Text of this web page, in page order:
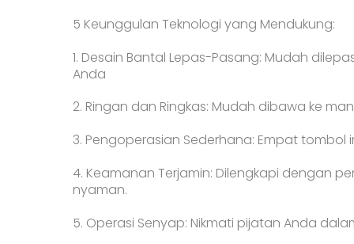
5 Keunggulan Teknologi yang Mendukung:
1. Desain Bantal Lepas-Pasang: Mudah
Anda
2. Ringan dan Ringkas: Mudah dibawa ke
3. Pengoperasian Sederhana: Empat
4. Keamanan Terjamin: Dilengkapi dengan
nyaman.
5. Operasi Senyap: Nikmati pijatan Anda